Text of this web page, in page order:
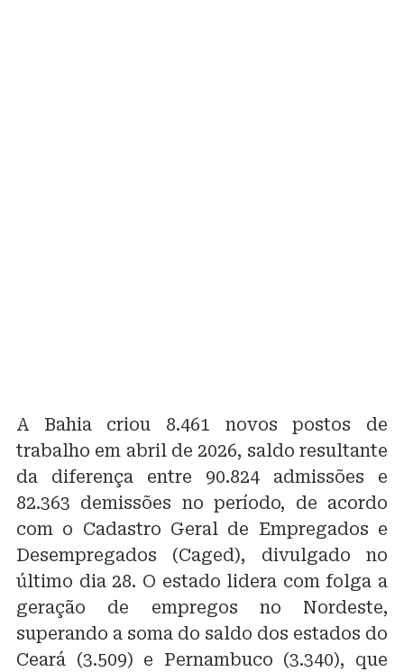
A Bahia criou 8.461 novos postos de
trabalho em abril de 2026, saldo resultante
da diferença entre 90.824 admissões e
82.363 demissões no período, de acordo
com o Cadastro Geral de Empregados e
Desempregados (Caged), divulgado no
último dia 28. O estado lidera com folga a
geração de empregos no Nordeste,
superando a soma do saldo dos estados do
Ceará (3.509) e Pernambuco (3.340), que